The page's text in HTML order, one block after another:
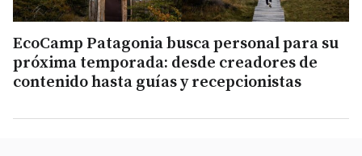
EcoCamp Patagonia busca personal para su
próxima temporada: desde creadores de
contenido hasta guías y recepcionistas